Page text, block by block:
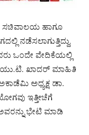
ಸಚಿವಾಲಯ ಹಾಗೂ
ನಡೆಸಲಾಗುತ್ತಿದ್ದು,
ಒಂದೇ ವೇದಿಕೆಯಲ್ಲಿ
ಯು.ಟಿ. ಖಾದರ್ ಮಾಹಿತಿ
ಅಧ್ಯಕ್ಷ ಡಾ.
ಇತ್ತೀಚೆಗೆ
ಭೇಟಿ ಮಾಡಿ